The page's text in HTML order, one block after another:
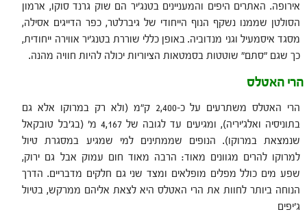
אירופה. האתרים היפים והמעניינים בטנג'יר הם שוק גרנד סוקו, ארמון
הסולטן שממנו נשקף הנוף הייחודי של גיברלטר, כפר הדייגים אסילה,
מסגד איסמעיל וגני מנדוביה. באופן כללי שוררת בטנג'יר אווירה ייחודית,
כך שגם "סתם" שוטטות בסמטאות הציוריות יכולה להיות חוויה מהנה.
הרי האטלס
הרי האטלס משתרעים על כ-2,400 ק"מ (ולא רק במרוקו אלא גם
בתוניסיה ואלג'יריה), ומגיעים עד לגובה של 4,167 מ' (בג'בל טובקאל
שנמצאת במרוקו). הנופים שממתינים למי שמגיע במסגרת טיול
למרוקו להרים מגוונים מאוד: הרבה מאוד חום עמוק אבל גם ירוק,
שפע מים כולל מפלים מופלאים ומצד שני גם חלקים מדבריים. הדרך
הנוחה ביותר לחוות את הרי האטלס היא לצאת אליהם ממרקש, בטיול
ג'יפים